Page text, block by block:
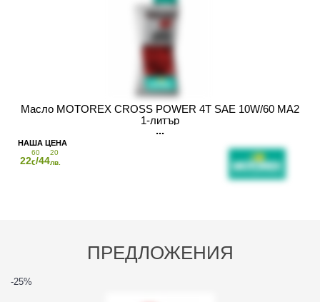
ПРЕДЛОЖЕНИЯ
-25%
Масло MOTOREX CROSS POWER 4T SAE 10W/60 MA2
1-литър
22
60
€/44
20
лв.